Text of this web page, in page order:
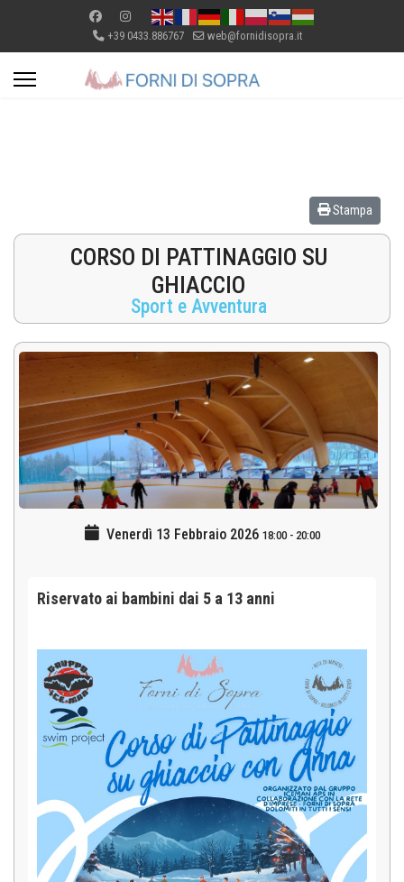
+39 0433.886767 web@fornidisopra.it
Stampa
CORSO DI PATTINAGGIO SU
GHIACCIO
Sport e Avventura
Venerdì 13 Febbraio 2026 18:00- 20:00
Riservato ai bambini dai 5 a 13 anni